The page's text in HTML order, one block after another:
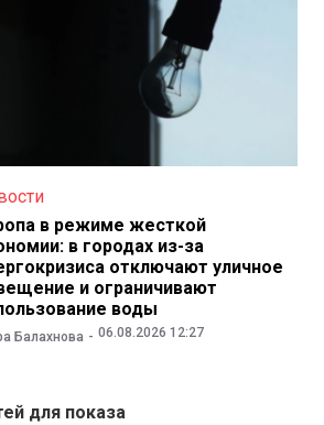
в режиме жесткой
в городах из-за
отключают уличное
и ограничивают
воды
Балахнова 06.08.2026 12:27
для показа